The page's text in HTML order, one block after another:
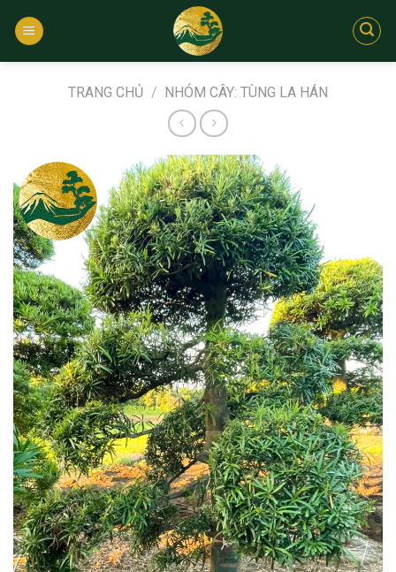
qua
TRANG CHỦ / NHÓM CÂY: TÙNG LA HÁN